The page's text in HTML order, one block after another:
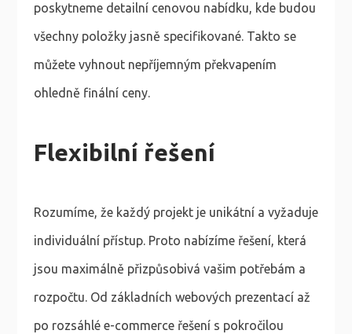
poskytneme detailní cenovou nabídku, kde budou
všechny položky jasně specifikované. Takto se
můžete vyhnout nepříjemným překvapením
ohledně finální ceny.
Flexibilní řešení
Rozumíme, že každý projekt je unikátní a vyžaduje
individuální přístup. Proto nabízíme řešení, která
jsou maximálně přizpůsobivá vašim potřebám a
rozpočtu. Od základních webových prezentací až
po rozsáhlé e-commerce řešení s pokročilou